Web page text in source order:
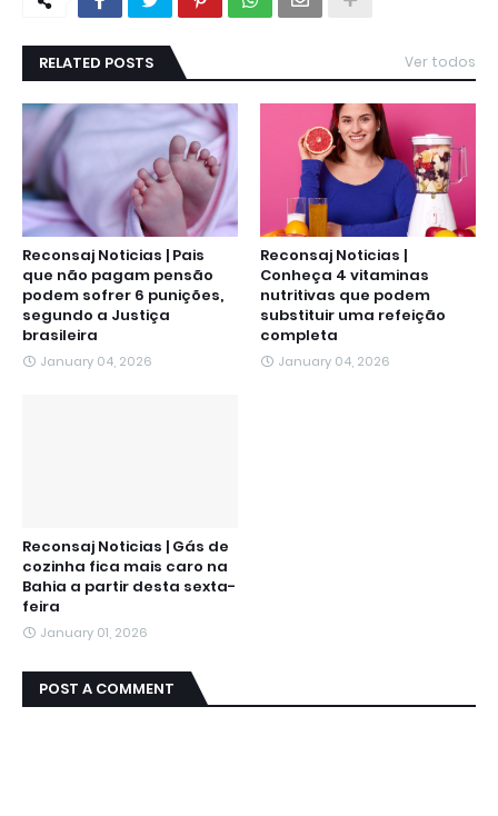
RELATED POSTS Ver todos
Reconsaj Noticias | Pais
que não pagam pensão
podem sofrer 6 punições,
segundo a Justiça
brasileira
January 04, 2026
Reconsaj Noticias |
Conheça 4 vitaminas
nutritivas que podem
substituir uma refeição
completa
January 04, 2026
Reconsaj Noticias | Gás de
cozinha fica mais caro na
Bahia a partir desta sexta-
feira
January 01, 2026
POST A COMMENT